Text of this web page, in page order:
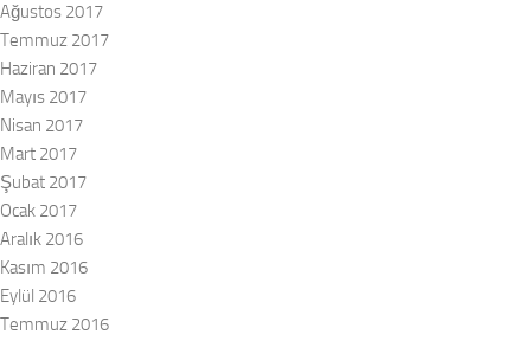
Ağustos 2017
Temmuz 2017
Haziran 2017
Mayıs 2017
Nisan 2017
Mart 2017
Şubat 2017
Ocak 2017
Aralık 2016
Kasım 2016
Eylül 2016
Temmuz 2016